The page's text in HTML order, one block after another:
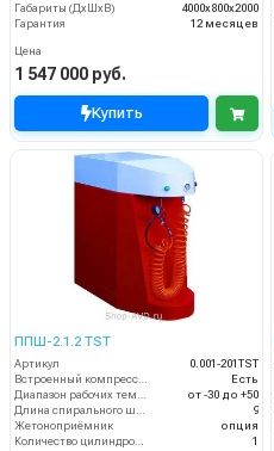
Габариты (ДхШхВ)
4000х800х2000
Гарантия
12 месяцев
Цена
1 547 000 руб.
Купить
ППШ-2.1.2 TST
Артикул
0.001-201TST
Встроенный компрессор
Есть
Диапазон рабочих температур (°C)
от -30 до +50
Длина спирального шланга (м)
9
Жетоноприёмник
опция
Количество цилиндров компрессора (шт)
1